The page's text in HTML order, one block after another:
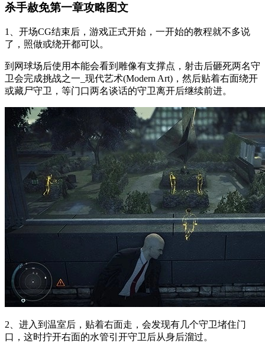
杀手赦免第一章攻略图文
1、开场CG结束后，游戏正式开始，一开始的教程就不多说
了，照做或绕开都可以。
到网球场后使用本能会看到雕像有支撑点，射击后砸死两名守
卫会完成挑战之一_现代艺术(Modern Art)，然后贴着右面绕开
或藏尸守卫，等门口两名谈话的守卫离开后继续前进。
2、进入到温室后，贴着右面走，会发现有几个守卫堵住门
口，这时拧开右面的水管引开守卫后从身后溜过。